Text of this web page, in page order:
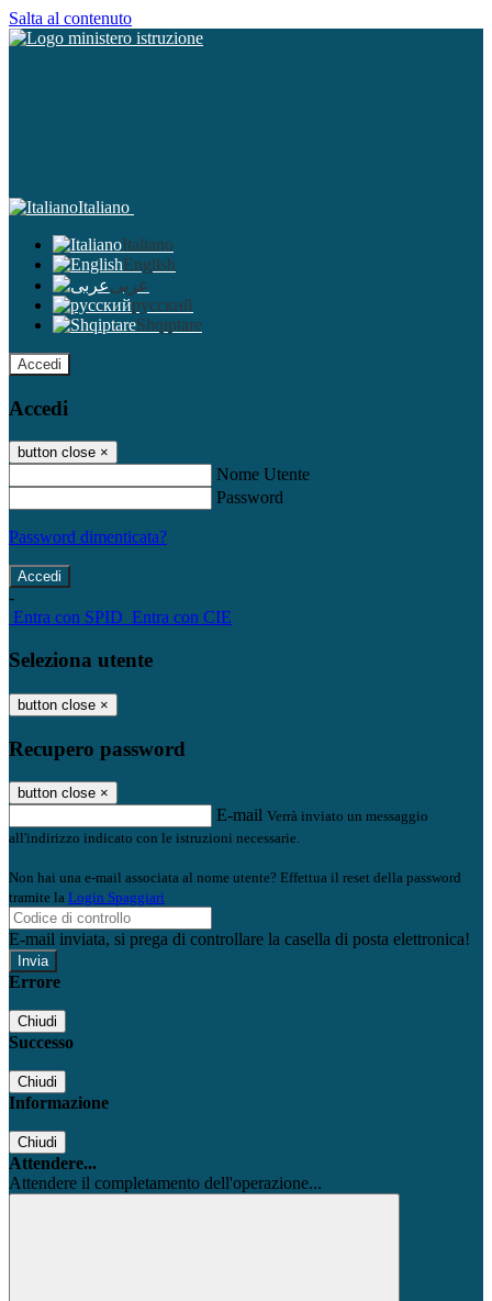
Salta al contenuto
Italiano
Italiano
English
عربى
русский
Shqiptare
Accedi
Accedi
button close ×
Nome Utente
Password
Password dimenticata?
-
Entra con SPID Entra con CIE
Seleziona utente
button close ×
Recupero password
button close ×
E-mail Verrà inviato un messaggio
all'indirizzo indicato con le istruzioni necessarie.
Non hai una e-mail associata al nome utente? Effettua il reset della password
tramite la Login Spaggiari
E-mail inviata, si prega di controllare la casella di posta elettronica!
Errore
Chiudi
Successo
Chiudi
Informazione
Chiudi
Attendere...
Attendere il completamento dell'operazione...